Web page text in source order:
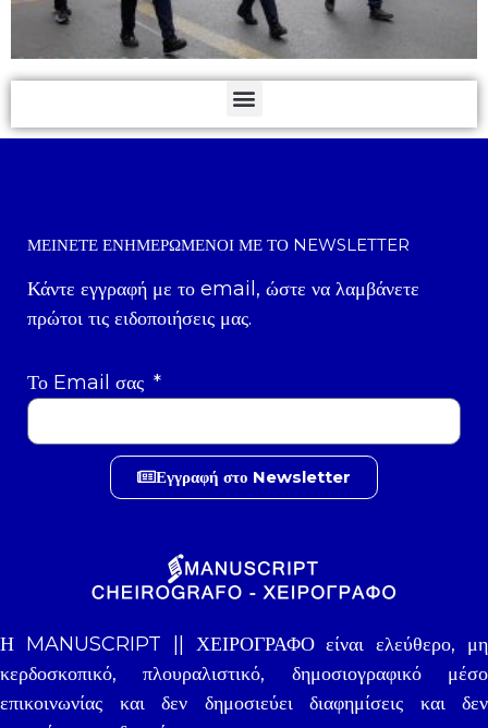
ΜΕΊΝΕΤΕ ΕΝΗΜΕΡΩΜΈΝΟΙ ΜΕ ΤΟ NEWSLETTER
Κάντε εγγραφή με το email, ώστε να λαμβάνετε
πρώτοι τις ειδοποιήσεις μας.
Το Email σας
Εγγραφή στο Newsletter
Η MANUSCRIPT || ΧΕΙΡΟΓΡΑΦΟ είναι ελεύθερο, μη
κερδοσκοπικό, πλουραλιστικό, δημοσιογραφικό μέσο
επικοινωνίας και δεν δημοσιεύει διαφημίσεις και δεν